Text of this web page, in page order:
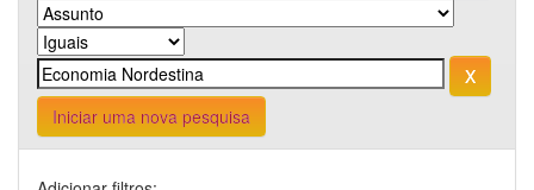
Iniciar uma nova pesquisa